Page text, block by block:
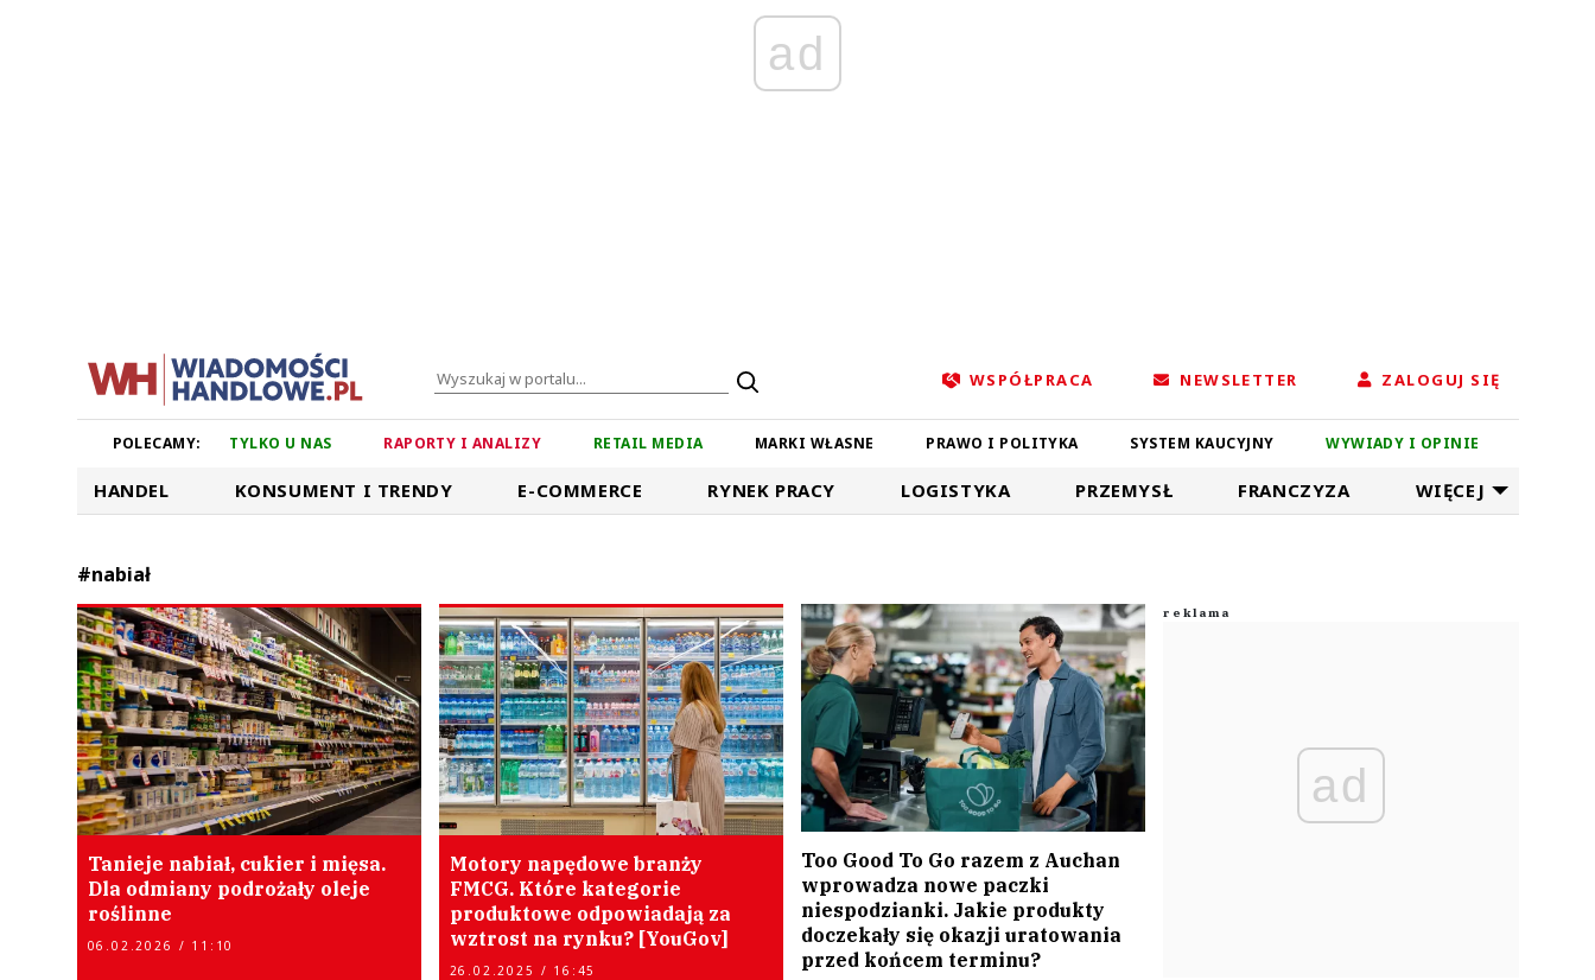
ad
WSPÓŁPRACA NEWSLETTER ZALOGUJ SIĘ
POLECAMY: TYLKO U NAS RAPORTY I ANALIZY RETAIL MEDIA MARKI WŁASNE PRAWO I POLITYKA SYSTEM KAUCYJNY WYWIADY I OPINIE
HANDEL KONSUMENT I TRENDY E-COMMERCE RYNEK PRACY LOGISTYKA PRZEMYSŁ FRANCZYZA WIĘCEJ
#nabiał
Tanieje nabiał, cukier i mięsa.
Dla odmiany podrożały oleje
roślinne
06.02.2026 / 11:10
Motory napędowe branży
FMCG. Które kategorie
produktowe odpowiadają za
wztrost na rynku? [YouGov]
26.02.2025 / 16:45
Too Good To Go razem z Auchan
wprowadza nowe paczki
niespodzianki. Jakie produkty
doczekały się okazji uratowania
przed końcem terminu?
ad